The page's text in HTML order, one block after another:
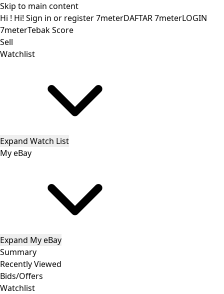
Skip to main content
Hi ! Hi! Sign in or register7meterDAFTAR 7meterLOGIN
7meterTebak Score
Sell
Watchlist
Expand Watch List
My eBay
Expand My eBay
Summary
Recently Viewed
Bids/Offers
Watchlist